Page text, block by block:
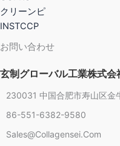
クリーンピ
INSTCCP
お問い合わせ
玄制グローバル工業株式会
230031 中国合肥市寿山区金
86-551-6382-9580
Sales@collagensei.com